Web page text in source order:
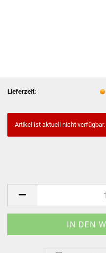
Lieferzeit:
Artikel ist aktuell nicht verfügbar.